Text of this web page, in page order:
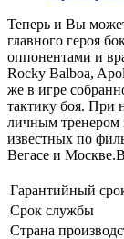
Теперь и Вы
главного героя
оппонентами и
Rocky Balboa,
же в игре
тактику боя. При
личным тренером
известных по
Вегасе и
Гарантийный
Срок службы
Страна